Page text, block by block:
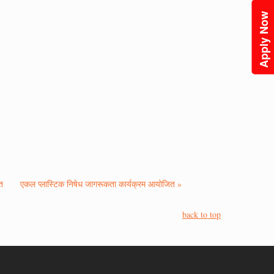
Apply Now
एकल प्लास्टिक निषेध जागरूकता कार्यक्रम आयोजित »
back to top